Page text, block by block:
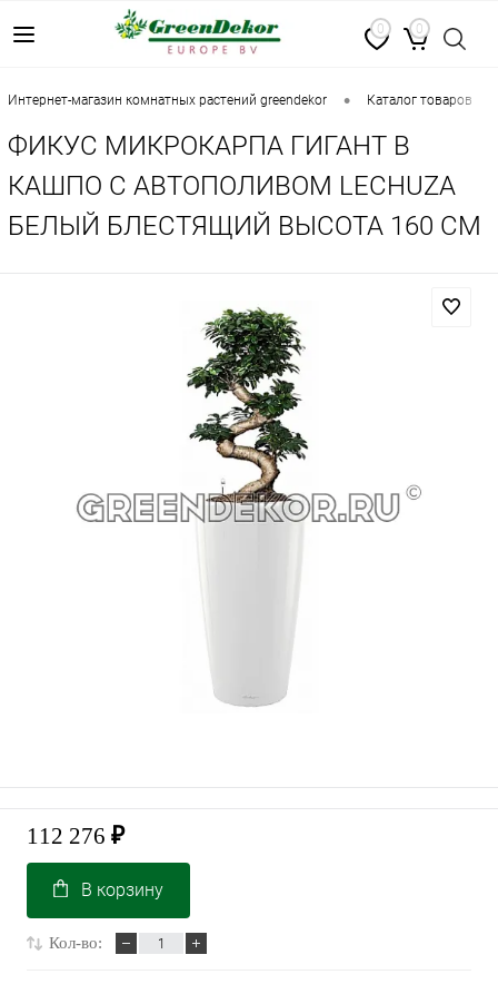
0 0
интернет-магазин комнатных растений greendekor • каталог товаров
ФИКУС МИКРОКАРПА ГИГАНТ В
КАШПО С АВТОПОЛИВОМ LECHUZA
БЕЛЫЙ БЛЕСТЯЩИЙ ВЫСОТА 160 СМ
112 276 ₽
В корзину
Кол-во: